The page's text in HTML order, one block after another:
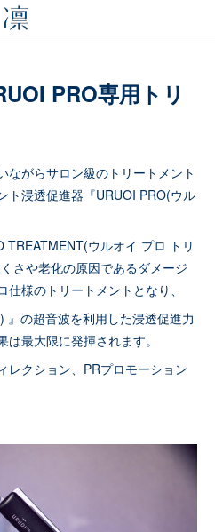
PRO専用トリ
ながらサロン級のトリートメント
ト浸透促進器『URUOI PRO(ウル
TREATMENT(ウルオイ プロ トリ
さや老化の原因であるダメージ
様のトリートメントとなり、
』の超音波を利用した浸透促進力
最大限に発揮されます。
レクション、PRプロモーション